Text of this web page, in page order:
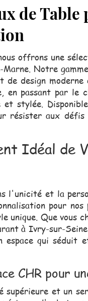
de
offrons une
Notre
de design
passant par le
et stylée.
résister aux
Idéal de
l'unicité et la
pour
Que vous
à Ivry-sur-
espace qui
CHR pour
supérieure et un